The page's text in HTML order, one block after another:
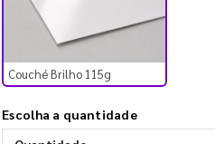
Couché Brilho 115g
Escolha a quantidade